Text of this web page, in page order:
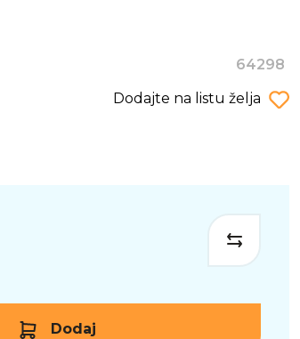
64298
Dodajte na listu želja
Dodaj